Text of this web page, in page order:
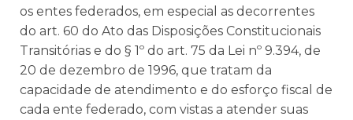
os entes federados, em especial as decorrentes
do art. 60 do Ato das Disposições Constitucionais
Transitórias e do § 1º do art. 75 da Lei nº 9.394, de
20 de dezembro de 1996, que tratam da
capacidade de atendimento e do esforço fiscal de
cada ente federado, com vistas a atender suas